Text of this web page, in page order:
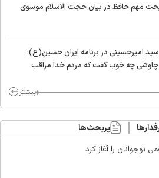
مهم حافظ در بیان حجت الاسلام موسوی
امیر‌حسینی در برنامه ایران حسین(ع):
چه خوب گفت که مردم خدا مراقب
بیشتر
پربحث‌ها
را آغاز کرد